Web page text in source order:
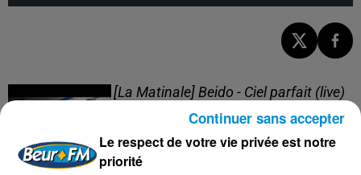
[La Matinale] Beido - Ciel parfait (live)
Le respect de votre vie privée est notre
priorité
Continuer sans accepter